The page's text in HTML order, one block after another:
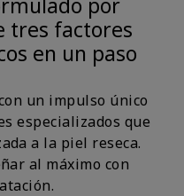
tres factores
en un paso
un impulso único
especializados que
a la piel reseca.
al máximo con